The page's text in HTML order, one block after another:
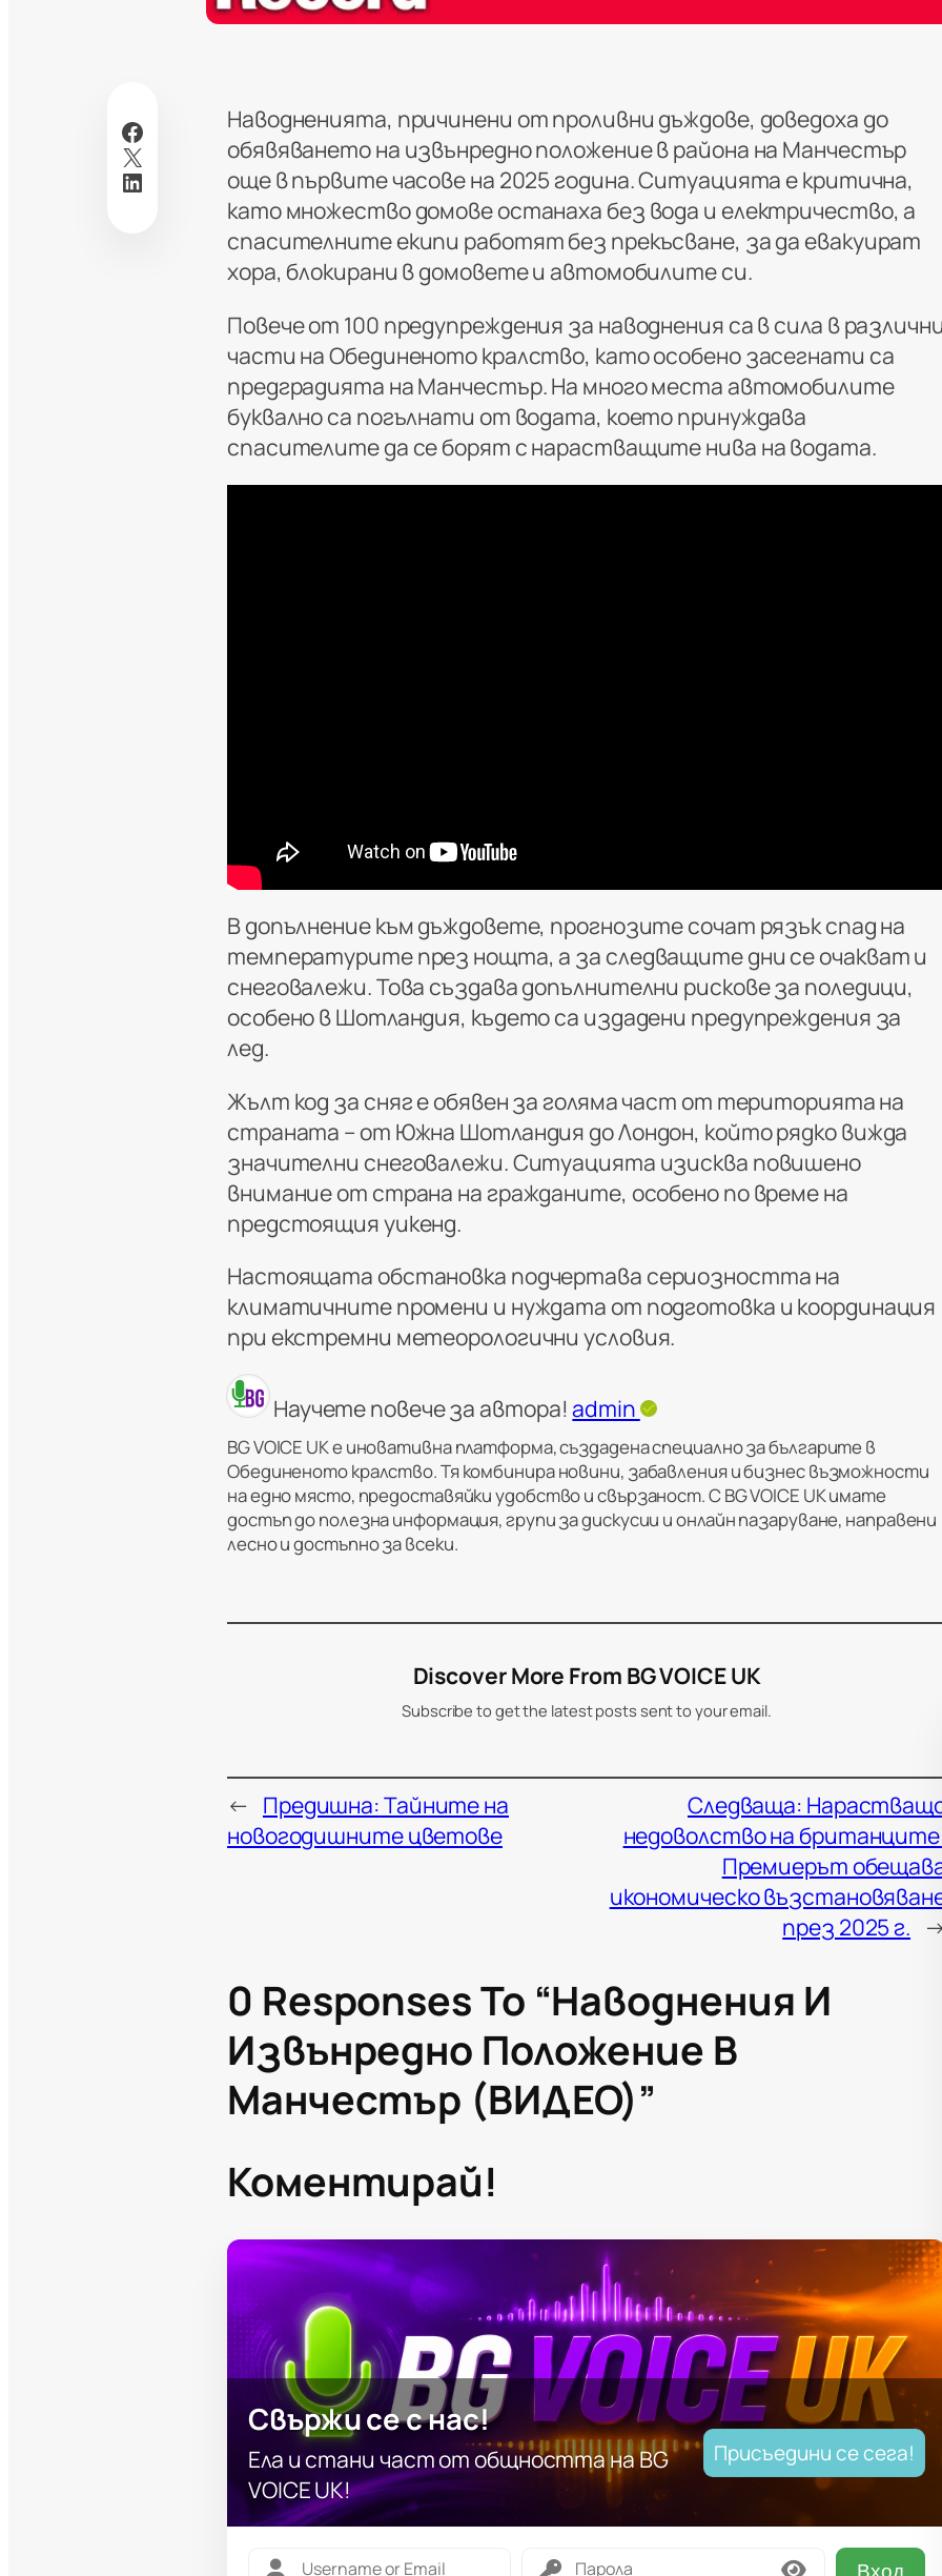
Facebook
X
LinkedIn
Наводненията, причинени от проливни дъждове, доведоха до
обявяването на извънредно положение в района на Манчестър
още в първите часове на 2025 година. Ситуацията е критична,
като множество домове останаха без вода и електричество, а
спасителните екипи работят без прекъсване, за да евакуират
хора, блокирани в домовете и автомобилите си.
Повече от 100 предупреждения за наводнения са в сила в различни
части на Обединеното кралство, като особено засегнати са
предградията на Манчестър. На много места автомобилите
буквално са погълнати от водата, което принуждава
спасителите да се борят с нарастващите нива на водата.
В допълнение към дъждовете, прогнозите сочат рязък спад на
температурите през нощта, а за следващите дни се очакват и
снеговалежи. Това създава допълнителни рискове за поледици,
особено в Шотландия, където са издадени предупреждения за
лед.
Жълт код за сняг е обявен за голяма част от територията на
страната – от Южна Шотландия до Лондон, който рядко вижда
значителни снеговалежи. Ситуацията изисква повишено
внимание от страна на гражданите, особено по време на
предстоящия уикенд.
Настоящата обстановка подчертава сериозността на
климатичните промени и нуждата от подготовка и координация
при екстремни метеорологични условия.
Научете повече за автора! admin
BG VOICE UK е иновативна платформа, създадена специално за българите в
Обединеното кралство. Тя комбинира новини, забавления и бизнес възможности
на едно място, предоставяйки удобство и свързаност. С BG VOICE UK имате
достъп до полезна информация, групи за дискусии и онлайн пазаруване, направени
лесно и достъпно за всеки.
Discover More From BG VOICE UK
Subscribe to get the latest posts sent to your email.
← Предишна:Тайните на
новогодишните цветове
Следваща:
недоволство на
Премиерът
икономическо
през 2025 г.
→
0 Responses To “Наводнения И
Извънредно Положение В
Манчестър (ВИДЕО)”
Коментирай!
Свържи се с нас!
Ела и стани част от общността на BG
VOICE UK!
Присъедини се сега!
Вход